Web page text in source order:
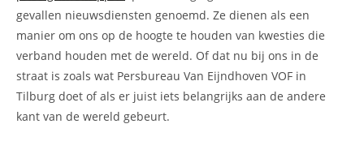
gevallen nieuwsdiensten genoemd. Ze dienen als een
manier om ons op de hoogte te houden van kwesties die
verband houden met de wereld. Of dat nu bij ons in de
straat is zoals wat Persbureau Van Eijndhoven VOF in
Tilburg doet of als er juist iets belangrijks aan de andere
kant van de wereld gebeurt.